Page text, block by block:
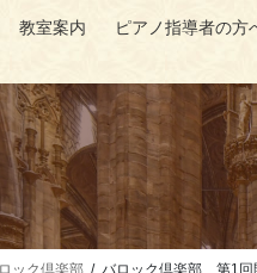
教室案内 ピアノ指導者の方
ック倶楽部 バロック倶楽部 第1回